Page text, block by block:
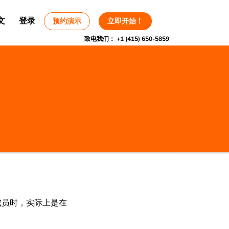
登录 预约演示 立即开始！
致电我们： +1 (415) 650-5859
时，实际上是在